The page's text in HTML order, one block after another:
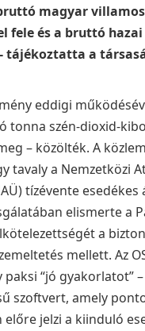
magyar
fele és a bruttó
tájékoztatta a
eddigi
tonna szén-dioxid-
– közölték. A
tavaly a Nemzetközi
tízévente esedékes
elismerte a
a
mellett. Az
paksi “jó gyakorlatot”
szoftvert, amely
jelzi a kiinduló